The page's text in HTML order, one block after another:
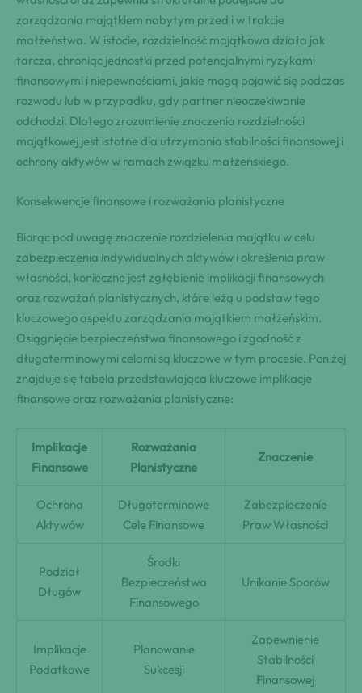
zarządzania majątkiem nabytym przed i w trakcie
małżeństwa. W istocie, rozdzielność majątkowa działa jak
tarcza, chroniąc jednostki przed potencjalnymi ryzykami
finansowymi i niepewnościami, jakie mogą pojawić się podczas
rozwodu lub w przypadku, gdy partner nieoczekiwanie
odchodzi. Dlatego zrozumienie znaczenia rozdzielności
majątkowej jest istotne dla utrzymania stabilności finansowej i
ochrony aktywów w ramach związku małżeńskiego.
Konsekwencje finansowe i rozważania planistyczne
Biorąc pod uwagę znaczenie rozdzielenia majątku w celu
zabezpieczenia indywidualnych aktywów i określenia praw
własności, konieczne jest zgłębienie implikacji finansowych
oraz rozważań planistycznych, które leżą u podstaw tego
kluczowego aspektu zarządzania majątkiem małżeńskim.
Osiągnięcie bezpieczeństwa finansowego i zgodność z
długoterminowymi celami są kluczowe w tym procesie. Poniżej
znajduje się tabela przedstawiająca kluczowe implikacje
finansowe oraz rozważania planistyczne:
Implikacje
Finansowe
Rozważania
Planistyczne
Znaczenie
Ochrona
Aktywów
Długoterminowe
Cele Finansowe
Zabezpieczenie
Praw Własności
Podział
Długów
Środki
Bezpieczeństwa
Finansowego
Unikanie Sporów
Implikacje
Podatkowe
Planowanie
Sukcesji
Zapewnienie
Stabilności
Finansowej